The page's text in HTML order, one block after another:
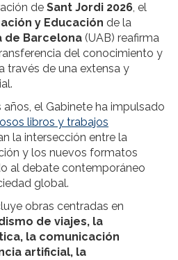
de Sant Jordi 2026, el
y Educación de la
de Barcelona (UAB) reafirma
del conocimiento y
través de una extensa y
el Gabinete ha impulsado
libros y trabajos
la intersección entre la
y los nuevos formatos
al debate contemporáneo
global.
obras centradas en
de viajes, la
la comunicación
artificial, la